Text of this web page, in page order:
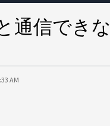
通信でき
AM